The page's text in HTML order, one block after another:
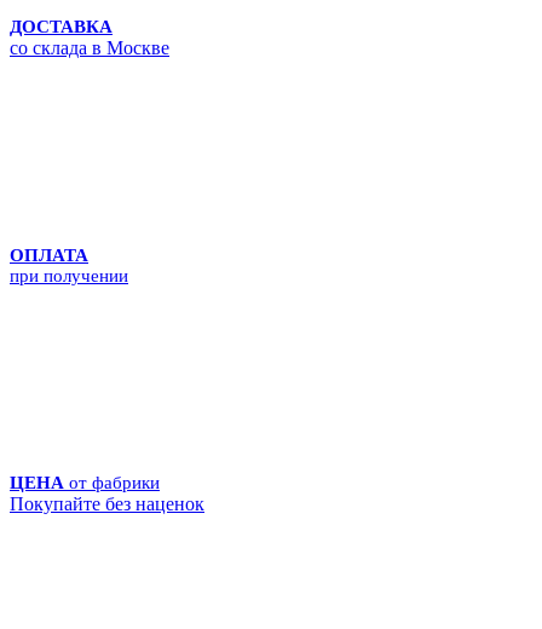
ДОСТАВКА
со склада в Москве
ОПЛАТА
при получении
ЦЕНА от фабрики
Покупайте без наценок